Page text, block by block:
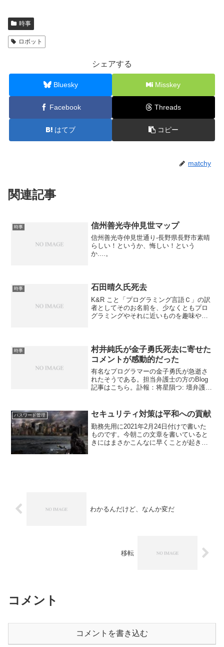
時事
ロボット
シェアする
Bluesky Misskey
Facebook Threads
はてブ コピー
matchy
関連記事
時事 信州善光寺仲見世マップ
信州善光寺仲見世通り-長野県長野市素晴
らしい！というか、悔しい！という
か....。
時事 石田晴久氏死去
K&R こと「プログラミング言語Ｃ」の訳
者としてそのお名前を、少なくともプロ
グラミングやそれに近いものを趣味や職
逝去について謹んで...
時事
村井純氏が金子勇氏死去に寄せた
コメントが感動的だった
有名なプログラマーの金子勇氏が急逝さ
れたそうである。担当弁護士の方のBlog
記事はこちら。訃報：将星隕つ: 壇弁護士
と思われるかもしれないが、まあそのと
おりで、世間を騒...
パスワード管理 セキュリティ対策は平和への貢献
勤務先用に2021年2月24日付けで書いた
ものです。今朝この文章を書いていると
きにはまさかこんなに早くことが起きる
わかるんだけど、なんか変だ
移転
コメント
コメントを書き込む